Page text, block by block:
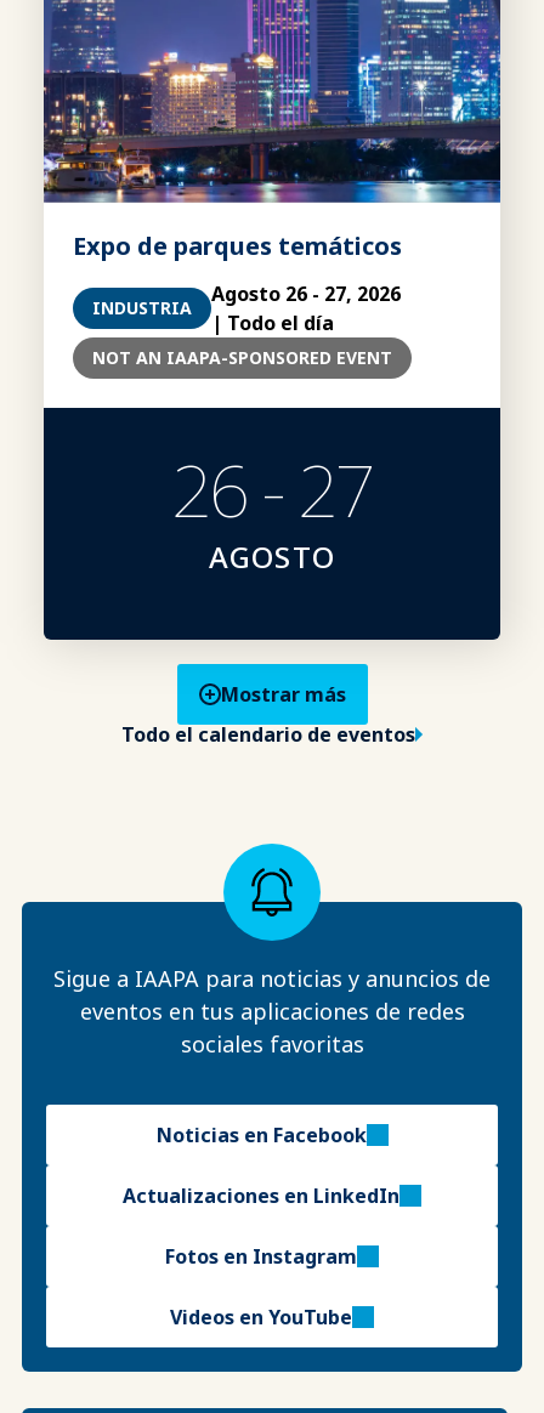
Expo de parques temáticos
INDUSTRIA
Agosto 26 - 27, 2026
| Todo el día
NOT AN IAAPA-SPONSORED EVENT
26 - 27
AGOSTO
Mostrar más
Todo el calendario de eventos
Sigue a IAAPA para noticias y anuncios de
eventos en tus aplicaciones de redes
sociales favoritas
Noticias en Facebook
Actualizaciones en LinkedIn
Fotos en Instagram
Videos en YouTube